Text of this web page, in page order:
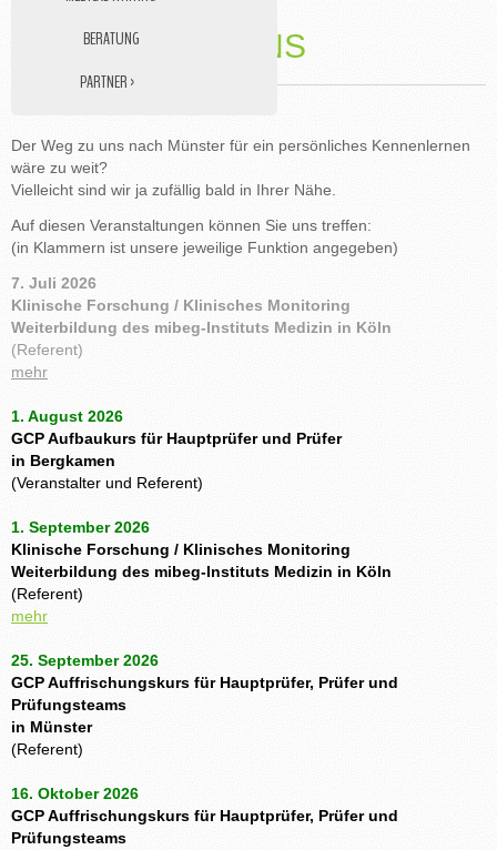
BERATUNG
PARTNER ›
STUDY NURSE
MEDIZINISCHE ÜBERSETZUNGEN
TREFFEN SIE UNS
Der Weg zu uns nach Münster für ein persönliches Kennenlernen
wäre zu weit?
Vielleicht sind wir ja zufällig bald in Ihrer Nähe.
Auf diesen Veranstaltungen können Sie uns treffen:
(in Klammern ist unsere jeweilige Funktion angegeben)
7. Juli 2026
Klinische Forschung / Klinisches Monitoring
Weiterbildung des mibeg-Instituts Medizin in Köln
(Referent)
mehr
1. August 2026
GCP Aufbaukurs für Hauptprüfer und Prüfer
in Bergkamen
(Veranstalter und Referent)
1. September 2026
Klinische Forschung / Klinisches Monitoring
Weiterbildung des mibeg-Instituts Medizin in Köln
(Referent)
mehr
25. September 2026
GCP Auffrischungskurs für Hauptprüfer, Prüfer und
Prüfungsteams
in Münster
(Referent)
16. Oktober 2026
GCP Auffrischungskurs für Hauptprüfer, Prüfer und
Prüfungsteams